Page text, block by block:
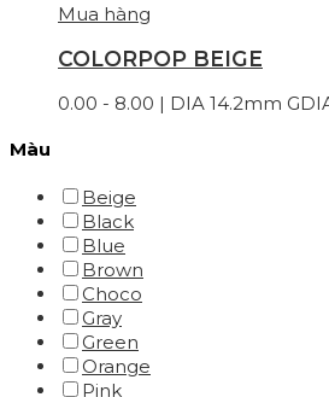
Mua hàng
COLORPOP BEIGE
0.00 - 8.00 | DIA 14.2mm
Màu
Beige
Black
Blue
Brown
Choco
Gray
Green
Orange
Pink